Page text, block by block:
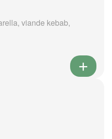
viande kebab,